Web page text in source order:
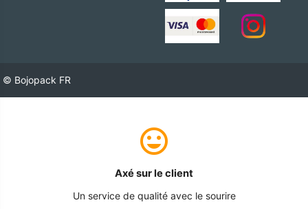
© Bojopack FR
Axé sur le client
Un service de qualité avec le sourire